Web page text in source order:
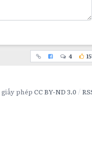
4
giấy phép CC BY-ND 3.0